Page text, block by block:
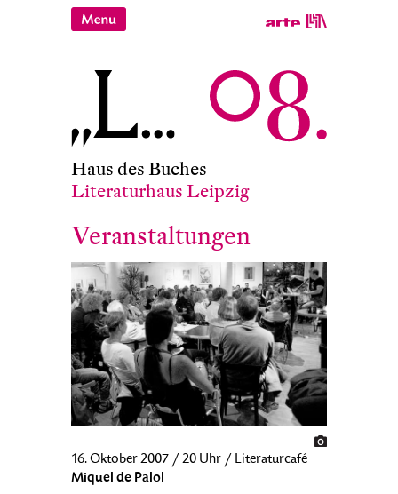
Haus des Buches
Literaturhaus Leipzig
Veranstaltungen
16. Oktober 2007 / 20 Uhr / Literaturcafé
Miquel de Palol